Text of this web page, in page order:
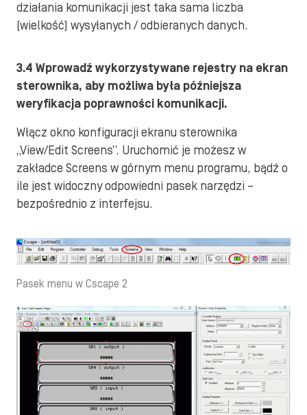
działania komunikacji jest taka sama liczba
(wielkość) wysyłanych / odbieranych danych.
3.4 Wprowadź wykorzystywane rejestry na ekran
sterownika, aby możliwa była późniejsza
weryfikacja poprawności komunikacji.
Włącz okno konfiguracji ekranu sterownika
„View/Edit Screens”. Uruchomić je możesz w
zakładce Screens w górnym menu programu, bądź o
ile jest widoczny odpowiedni pasek narzędzi –
bezpośrednio z interfejsu.
Pasek menu w Cscape 2